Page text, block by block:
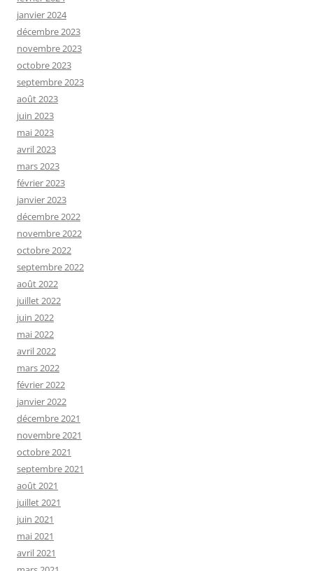
janvier 2024
décembre 2023
novembre 2023
octobre 2023
septembre 2023
août 2023
juin 2023
mai 2023
avril 2023
mars 2023
février 2023
janvier 2023
décembre 2022
novembre 2022
octobre 2022
septembre 2022
août 2022
juillet 2022
juin 2022
mai 2022
avril 2022
mars 2022
février 2022
janvier 2022
décembre 2021
novembre 2021
octobre 2021
septembre 2021
août 2021
juillet 2021
juin 2021
mai 2021
avril 2021